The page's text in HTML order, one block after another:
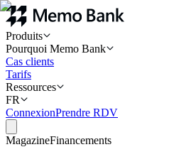
Produits
Pourquoi Memo Bank
Cas clients
Tarifs
Ressources
FR
ConnexionPrendre RDV
MagazineFinancements